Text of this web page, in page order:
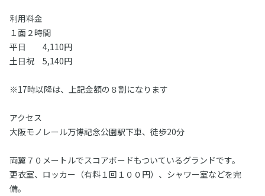
利用料金
１面２時間
平日 4,110円
土日祝 5,140円
※17時以降は、上記金額の８割になります
アクセス
大阪モノレール万博記念公園駅下車、徒歩20分
両翼７０メートルでスコアボードもついているグランドです。
更衣室、ロッカー（有料１回１００円）、シャワー室などを完
備。